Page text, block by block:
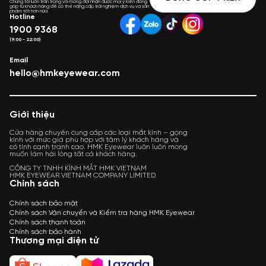
Chúng tôi luôn trân trọng và mong đợi nhận được mọi ý kiến đóng
góp từ khách hàng để có thể nâng cấp trải nghiệm dịch vụ và sản
phẩm tốt hơn nữa.
Hotline
1900 9368
(9:00 - 22:00)
Email
hello@hmkeyewear.com
Giới thiệu
Cửa hàng chuyên cung cấp các loại mắt kính – gọng
kính với mức giá phù hợp với tâm lý khách hàng và
có tính cạnh tranh cao. HMK Eyewear luôn luôn mong
muốn làm hài lòng tất cả khách hàng.
CÔNG TY TNHH KÍNH MẮT HMK VIETNAM
HMK EYEWEAR VIETNAM COMPANY LIMITED
Chính sách
Chính sách bảo mật
Chính sách Vận chuyển và Kiểm tra hàng HMK Eyewear
Chính sách thanh toán
Chính sách bảo hành
Thương mại điện tử